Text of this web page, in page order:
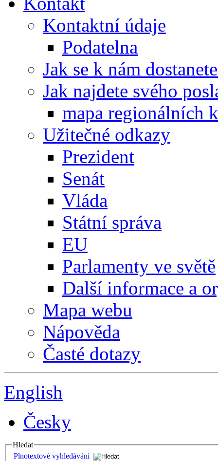
Kontaktní údaje
Podatelna
Jak se k nám
Jak najdete svého
mapa regionálních
Užitečné odkazy
Prezident
Senát
Vláda
Státní správa
EU
Parlamenty ve světě
Další informace a
Mapa webu
Nápověda
Časté dotazy
English
Česky
Hledat
Plnotextové vyhledávání